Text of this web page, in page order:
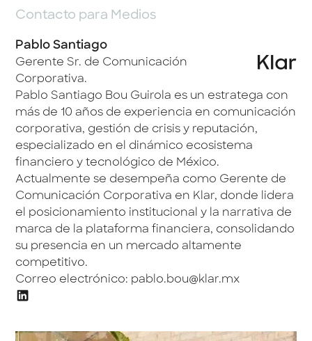
Contacto para Medios
Pablo Santiago
Gerente Sr. de Comunicación
Corporativa.
Pablo Santiago Bou Guirola es un estratega con
más de 10 años de experiencia en comunicación
corporativa, gestión de crisis y reputación,
especializado en el dinámico ecosistema
financiero y tecnológico de México.
Actualmente se desempeña como Gerente de
Comunicación Corporativa en Klar, donde lidera
el posicionamiento institucional y la narrativa de
marca de la plataforma financiera, consolidando
su presencia en un mercado altamente
competitivo.
Correo electrónico: pablo.bou@klar.mx